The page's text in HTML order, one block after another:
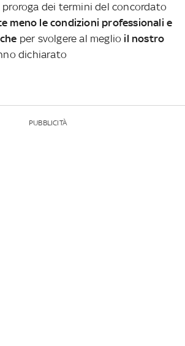
proroga dei termini del concordato
meno le condizioni professionali e
per svolgere al meglio il nostro
dichiarato
PUBBLICITÀ